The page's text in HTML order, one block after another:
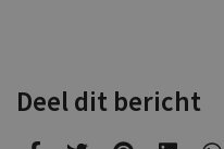
Deel dit bericht